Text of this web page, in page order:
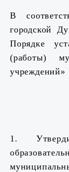
В
городской
Порядке
(работы)
учреждений»
1.